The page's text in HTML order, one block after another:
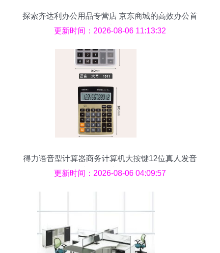
探索齐达利办公用品专营店 京东商城的高效办公首
选
更新时间：2026-08-06 11:13:32
得力语音型计算器商务计算机大按键12位真人发音
财务专用办公用品
更新时间：2026-08-06 04:09:57